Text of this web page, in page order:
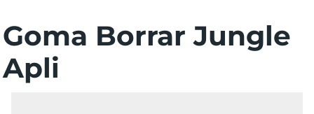
Goma Borrar Jungle
Apli